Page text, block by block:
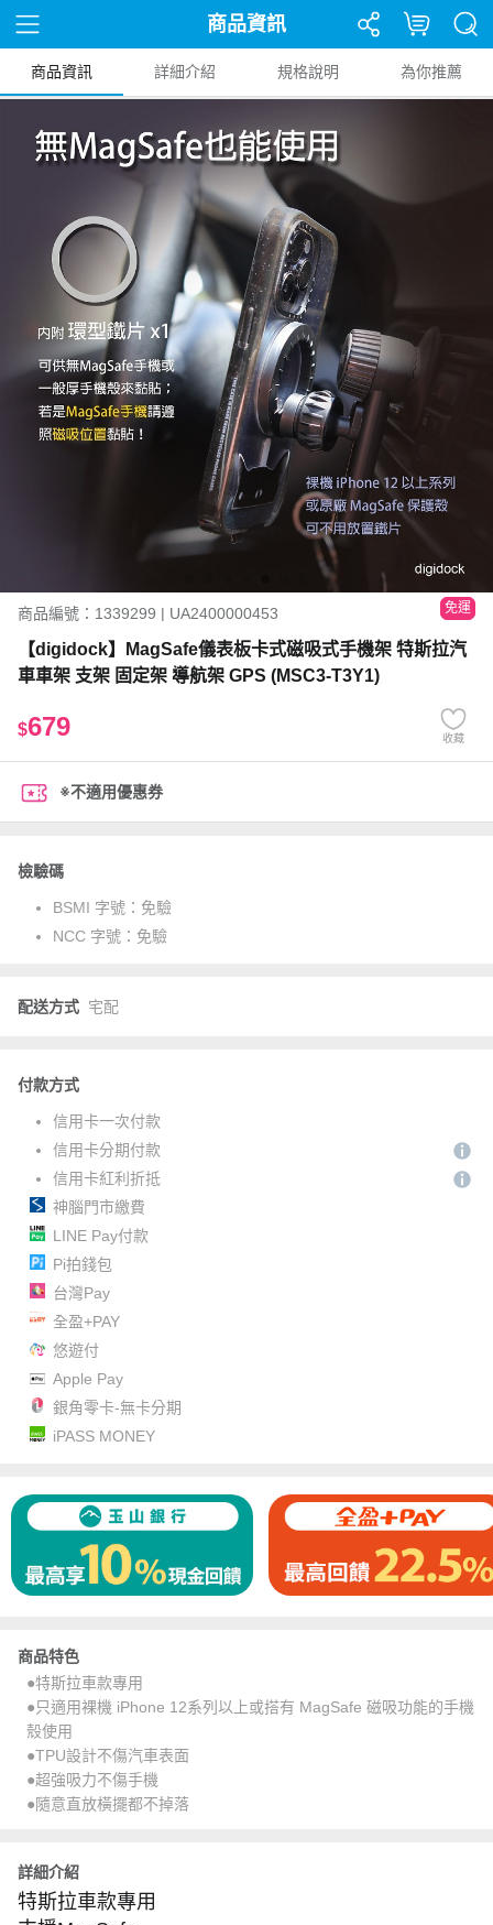
商品資訊
商品資訊 詳細介紹 規格說明 為你推薦
商品編號：1339299 | UA2400000453 免運
【digidock】MagSafe儀表板卡式磁吸式手機架 特斯拉汽
車車架 支架 固定架 導航架 GPS (MSC3-T3Y1)
$679 收藏
※不適用優惠券
檢驗碼
BSMI 字號： 免驗
NCC 字號： 免驗
配送方式 宅配
付款方式
信用卡一次付款
信用卡分期付款
信用卡紅利折抵
神腦門市繳費
LINE Pay付款
Pi拍錢包
台灣Pay
全盈+PAY
悠遊付
Apple Pay
銀角零卡-無卡分期
iPASS MONEY
商品特色
●特斯拉車款專用
●只適用裸機 iPhone 12系列以上或搭有 MagSafe 磁吸功能的手機
殼使用
●TPU設計不傷汽車表面
●超強吸力不傷手機
●隨意直放橫擺都不掉落
詳細介紹
特斯拉車款專用